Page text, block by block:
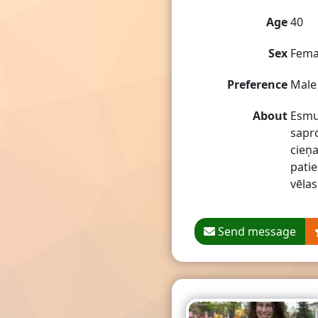
Age40
Sex
Preference Male
About
Send message